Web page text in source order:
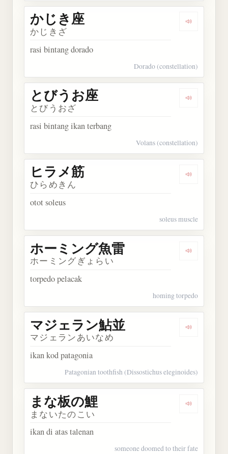
Dengarkan
かじき座
かじきざ
rasi bintang dorado
Dorado (constellation)
Dengarkan
とびうお座
とびうおざ
rasi bintang ikan terbang
Volans (constellation)
Dengarkan
ヒラメ筋
ひらめきん
otot soleus
soleus muscle
Dengarkan
ホーミング魚雷
ホーミングぎょらい
torpedo pelacak
homing torpedo
Dengarkan
マジェラン鮎並
マジェランあいなめ
ikan kod patagonia
Patagonian toothfish (Dissostichus eleginoides)
Dengarkan
まな板の鯉
まないたのこい
ikan di atas talenan
someone doomed to their fate